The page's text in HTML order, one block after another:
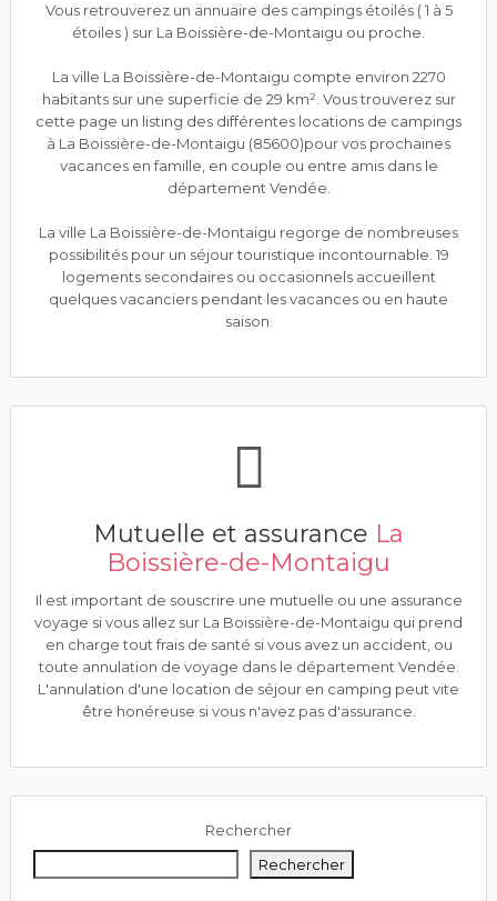
Vous retrouverez un annuaire des campings étoilés ( 1 à 5
étoiles ) sur La Boissière-de-Montaigu ou proche.
La ville La Boissière-de-Montaigu compte environ 2270
habitants sur une superficie de 29 km². Vous trouverez sur
cette page un listing des différentes locations de campings
à La Boissière-de-Montaigu (85600)pour vos prochaines
vacances en famille, en couple ou entre amis dans le
département Vendée.
La ville La Boissière-de-Montaigu regorge de nombreuses
possibilités pour un séjour touristique incontournable. 19
logements secondaires ou occasionnels accueillent
quelques vacanciers pendant les vacances ou en haute
saison.
Mutuelle et assurance La
Boissière-de-Montaigu
Il est important de souscrire une mutuelle ou une assurance
voyage si vous allez sur La Boissière-de-Montaigu qui prend
en charge tout frais de santé si vous avez un accident, ou
toute annulation de voyage dans le département Vendée.
L'annulation d'une location de séjour en camping peut vite
être honéreuse si vous n'avez pas d'assurance.
Rechercher
Rechercher